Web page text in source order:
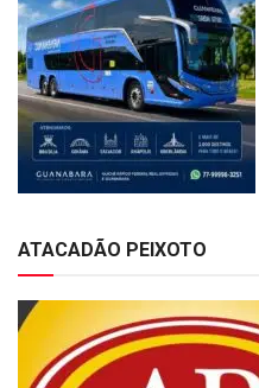
ATACADÃO PEIXOTO